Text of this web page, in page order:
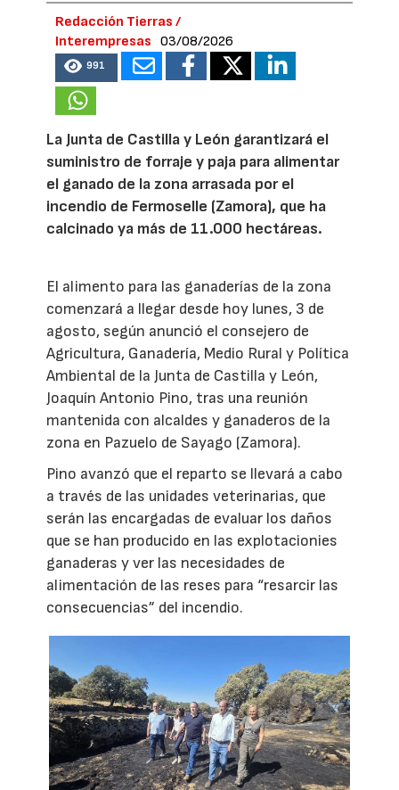
Redacción Tierras /
Interempresas
03/08/2026
991
La Junta de Castilla y León garantizará el
suministro de forraje y paja para alimentar
el ganado de la zona arrasada por el
incendio de Fermoselle (Zamora), que ha
calcinado ya más de 11.000 hectáreas.
El alimento para las ganaderías de la zona
comenzará a llegar desde hoy lunes, 3 de
agosto, según anunció el consejero de
Agricultura, Ganadería, Medio Rural y Política
Ambiental de la Junta de Castilla y León,
Joaquín Antonio Pino, tras una reunión
mantenida con alcaldes y ganaderos de la
zona en Pazuelo de Sayago (Zamora).
Pino avanzó que el reparto se llevará a cabo
a través de las unidades veterinarias, que
serán las encargadas de evaluar los daños
que se han producido en las explotacionies
ganaderas y ver las necesidades de
alimentación de las reses para “resarcir las
consecuencias” del incendio.